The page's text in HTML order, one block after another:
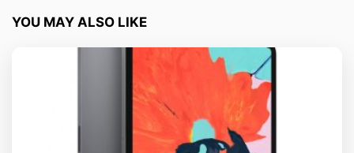
YOU MAY ALSO LIKE